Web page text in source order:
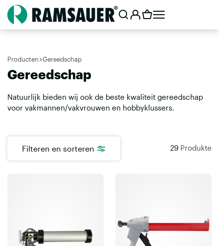
Producten Gereedschap
Gereedschap
Natuurlijk bieden wij ook de beste kwaliteit gereedschap
voor vakmannen/vakvrouwen en hobbyklussers.
Filteren en sorteren 29 Produkte